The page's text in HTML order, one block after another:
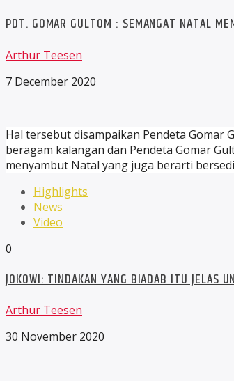
PDT. GOMAR GULTOM : SEMANGAT NATAL
Arthur Teesen
7 December 2020
Hal tersebut disampaikan Pendeta Gomar
beragam kalangan dan Pendeta Gomar
menyambut Natal yang juga berarti
Highlights
News
Video
0
JOKOWI: TINDAKAN YANG BIADAB ITU JELAS
Arthur Teesen
30 November 2020